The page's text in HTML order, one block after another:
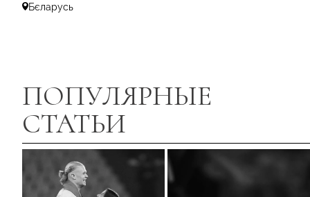
Бєларусь
ПОПУЛЯРНЫЕ
СТАТЬИ